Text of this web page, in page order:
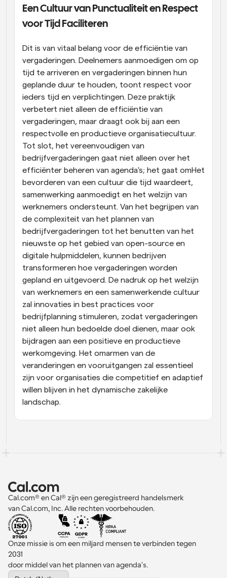
Een Cultuur van Punctualiteit en Respect
voor Tijd Faciliteren
Dit is van vitaal belang voor de efficiëntie van
vergaderingen. Deelnemers aanmoedigen om op
tijd te arriveren en vergaderingen binnen hun
geplande duur te houden, toont respect voor
ieders tijd en verplichtingen. Deze praktijk
verbetert niet alleen de efficiëntie van
vergaderingen, maar draagt ook bij aan een
respectvolle en productieve organisatiecultuur.
Tot slot, het vereenvoudigen van
bedrijfvergaderingen gaat niet alleen over het
efficiënter beheren van agenda's; het gaat omHet
bevorderen van een cultuur die tijd waardeert,
samenwerking aanmoedigt en het welzijn van
werknemers ondersteunt. Van het begrijpen van
de complexiteit van het plannen van
bedrijfvergaderingen tot het benutten van het
nieuwste op het gebied van open-source en
digitale hulpmiddelen, kunnen bedrijven
transformeren hoe vergaderingen worden
gepland en uitgevoerd. De nadruk op het welzijn
van werknemers en een samenwerkende cultuur
zal innovaties in best practices voor
bedrijfplanning stimuleren, zodat vergaderingen
niet alleen hun bedoelde doel dienen, maar ook
bijdragen aan een positieve en productieve
werkomgeving. Het omarmen van de
veranderingen en vooruitgangen zal essentieel
zijn voor organisaties die competitief en adaptief
willen blijven in het dynamische zakelijke
landschap.
Cal.com® en Cal® zijn een geregistreerd handelsmerk
van Cal.com, Inc. Alle rechten voorbehouden.
Onze missie is om een miljard mensen te verbinden tegen
2031
door middel van het plannen van agenda's.
Select Language